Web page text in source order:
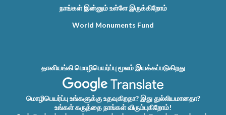
நாங்கள் இன்னும் உள்ளே இருக்கிறோம்
World Monuments Fund
தானியங்கி மொழிபெயர்ப்பு மூலம் இயக்கப்படுகிறது
மொழிபெயர்ப்பு உங்களுக்கு உதவுகிறதா? இது துல்லியமானதா?
உங்கள் கருத்தை நாங்கள் விரும்புகிறோம்!